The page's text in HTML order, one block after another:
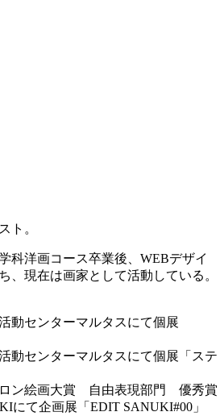
ト。
科洋画コース卒業後、WEBデザイ
、現在は画家として活動している。
動センターマルタスにて個展
動センターマルタスにて個展「ステ
ロン絵画大賞 自由表現部門 優秀賞
企画展「EDIT SANUKI#00」